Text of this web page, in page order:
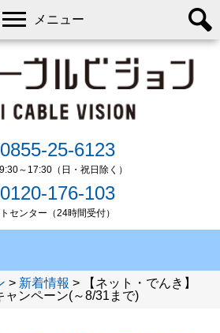
0855-25-6123
～17:30（日・祝日除く）
0120-176-103
センター（24時間受付）
メニュー
> 新着情報 >
【ネット・でんき】
ャンペーン(～8/31まで)